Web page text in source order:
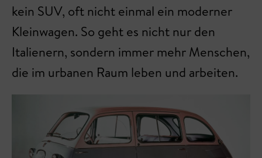
kein SUV, oft nicht einmal ein moderner
Kleinwagen. So geht es nicht nur den
Italienern, sondern immer mehr Menschen,
die im urbanen Raum leben und arbeiten.